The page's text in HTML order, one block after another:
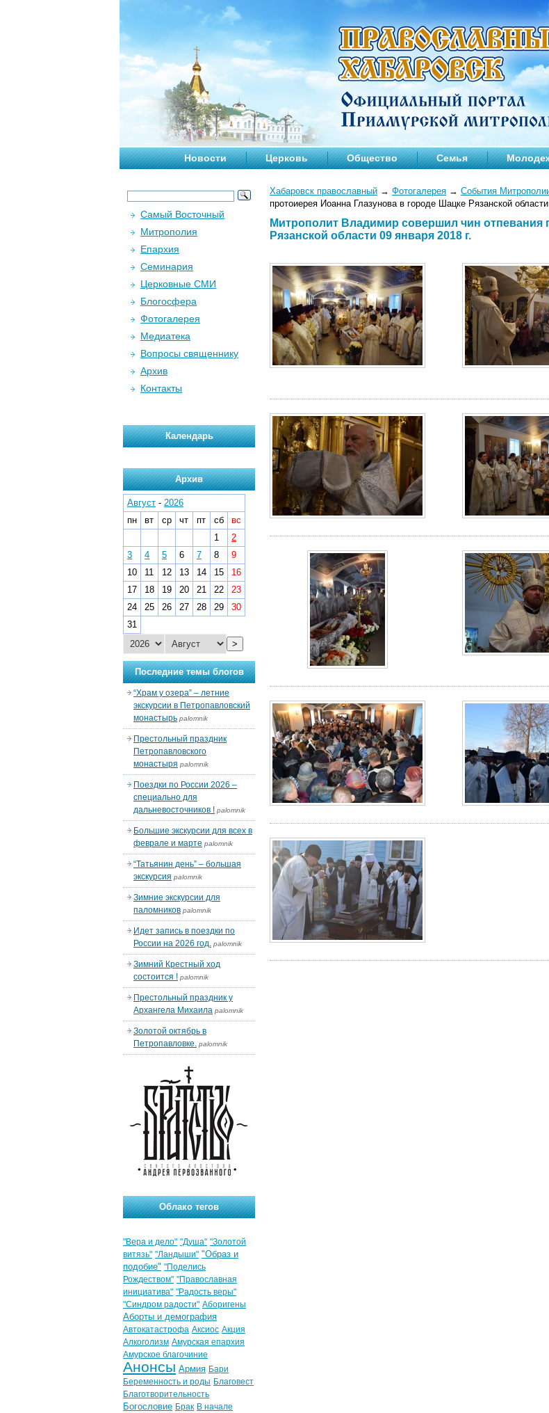
Новости Церковь Общество Семья
Хабаровск православный → Фотогалерея → События
протоиерея Иоанна Глазунова в городе Шацке Рязанской
Митрополит Владимир совершил чин отпевания
Рязанской области 09 января 2018 г.
Самый Восточный
Митрополия
Епархия
Семинария
Церковные СМИ
Блогосфера
Фотогалерея
Медиатека
Вопросы священнику
Архив
Контакты
Календарь
Архив
Август - 2026
пн
вт ср чт пт сб
вс
1
2
3
4 5 6 7 8
9
10
11 12 13 14 15
16
17
18 19 20 21 22
23
24
25 26 27 28 29
30
31
>
Последние темы блогов
“Храм у озера” – летние
экскурсии в Петропавловский
монастырь palomnik
Престольный праздник
Петропавловского
монастыря palomnik
Поездки по России 2026 –
специально для
дальневосточников ! palomnik
Большие экскурсии для всех в
феврале и марте palomnik
“Татьянин день” – большая
экскурсия palomnik
Зимние экскурсии для
паломников palomnik
Идет запись в поездки по
России на 2026 год. palomnik
Зимний Крестный ход
состоится ! palomnik
Престольный праздник у
Архангела Михаила palomnik
Золотой октябрь в
Петропавловке. palomnik
Облако тегов
"Вера и дело" "Душа" "Золотой
витязь" "Ландыши" "Образ и
подобие" "Поделись
Рождеством" "Православная
инициатива" "Радость веры"
"Синдром радости" Аборигены
Аборты и демография
Автокатастрофа Аксиос Акция
Алкоголизм Амурская епархия
Амурское благочиние
Анонсы Армия Бари
Беременность и роды Благовест
Благотворительность
Богословие Брак В начале